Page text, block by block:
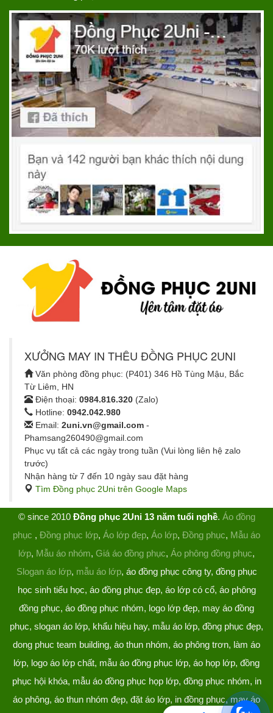
XƯỞNG MAY IN THÊU ĐỒNG PHỤC 2UNI
Văn phòng đồng phục: (P401) 346 Hồ Tùng Mậu, Bắc
Từ Liêm, HN
Điện thoại: 0984.816.320 (Zalo)
Hotline: 0942.042.980
Email: 2uni.vn@gmail.com -
Phamsang260490@gmail.com
Phục vụ tất cả các ngày trong tuần (Vui lòng liên hệ zalo
trước)
Nhận hàng từ 7 đến 10 ngày sau đặt hàng
Tìm Đồng phục 2Uni trên Google Maps
© since 2010 Đồng phục 2Uni 13 năm tuổi nghề. Áo đồng
phục , Đồng phục lớp, Áo lớp đẹp, Áo lớp, Đồng phục, Mẫu áo
lớp, Mẫu áo nhóm, Giá áo đồng phục, Áo phông đồng phục,
Slogan áo lớp, mẫu áo lớp, áo đồng phục công ty, đồng phục
học sinh tiểu học, áo đồng phục đẹp, áo lớp có cổ, áo phông
đồng phục, áo đồng phục nhóm, logo lớp đẹp, may áo đồng
phục, slogan áo lớp, khẩu hiệu hay, mẫu áo lớp, đồng phục đẹp,
dong phuc team building, áo thun nhóm, áo phông trơn, làm áo
lớp, logo áo lớp chất, mẫu áo đồng phục lớp, áo họp lớp, đồng
phục hội khóa, mẫu áo đồng phục họp lớp, đồng phục nhóm, in
áo phông, áo thun nhóm đẹp, đặt áo lớp, in đồng phục, may áo